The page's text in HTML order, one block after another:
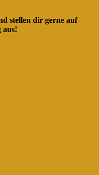
stellen dir gerne auf
aus!